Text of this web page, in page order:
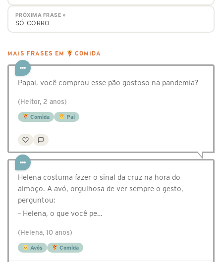
PRÓXIMA FRASE »
SÓ CORRO
MAIS FRASES EM COMIDA
Papai, você comprou esse pão gostoso na pandemia?
(Heitor, 2 anos)
Comida Pai
Helena costuma fazer o sinal da cruz na hora do
almoço. A avó, orgulhosa de ver sempre o gesto,
perguntou:
– Helena, o que você pe…
(Helena, 10 anos)
Avós Comida